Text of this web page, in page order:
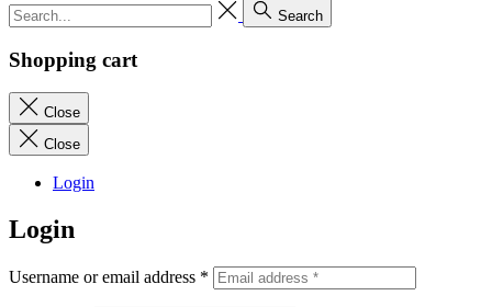
Search
Shopping cart
Close
Close
Login
Login
Username or email address *